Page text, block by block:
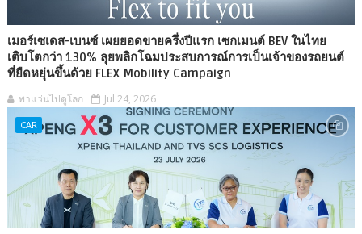
เมอร์เซเดส-เบนซ์ เผยยอดขายครึ่งปีแรก เซกเมนต์ BEV ในไทย
เติบโตกว่า 130% ลุยพลิกโฉมประสบการณ์การเป็นเจ้าของรถยนต์
ที่ยืดหยุ่นขึ้นด้วย FLEX Mobility Campaign
พาแว่นไปดูโลก Jul 24, 2026
CAR